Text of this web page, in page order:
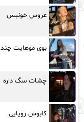
عروس خونبس
بوی موهایت چند
چشات سگ داره
کابوس رویایی